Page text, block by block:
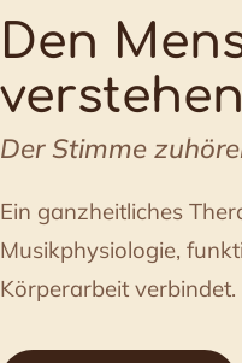
Den
Der Stimme
Ein ganzheitliches
Musikphysiologie,
Körperarbeit verbindet.